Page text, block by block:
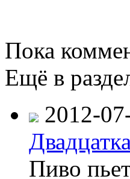
Пока
Ещё в
2012-
Пиво